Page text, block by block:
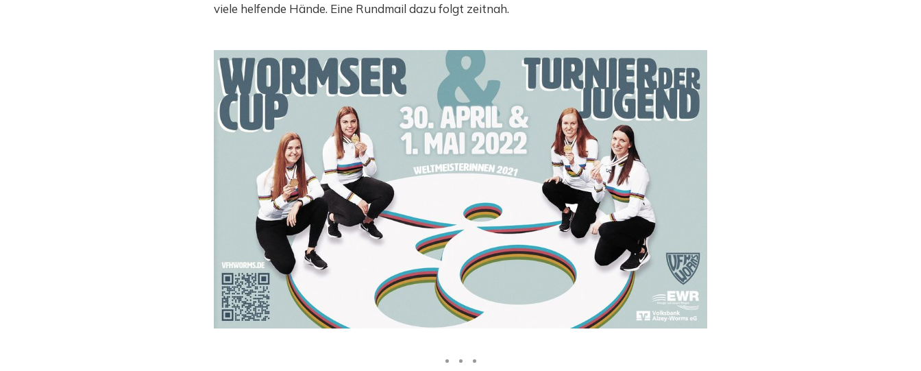
viele helfende Hände. Eine Rundmail dazu folgt zeitnah.